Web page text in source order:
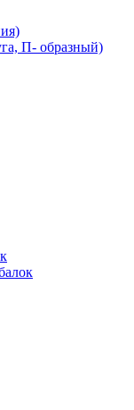
П- образный)